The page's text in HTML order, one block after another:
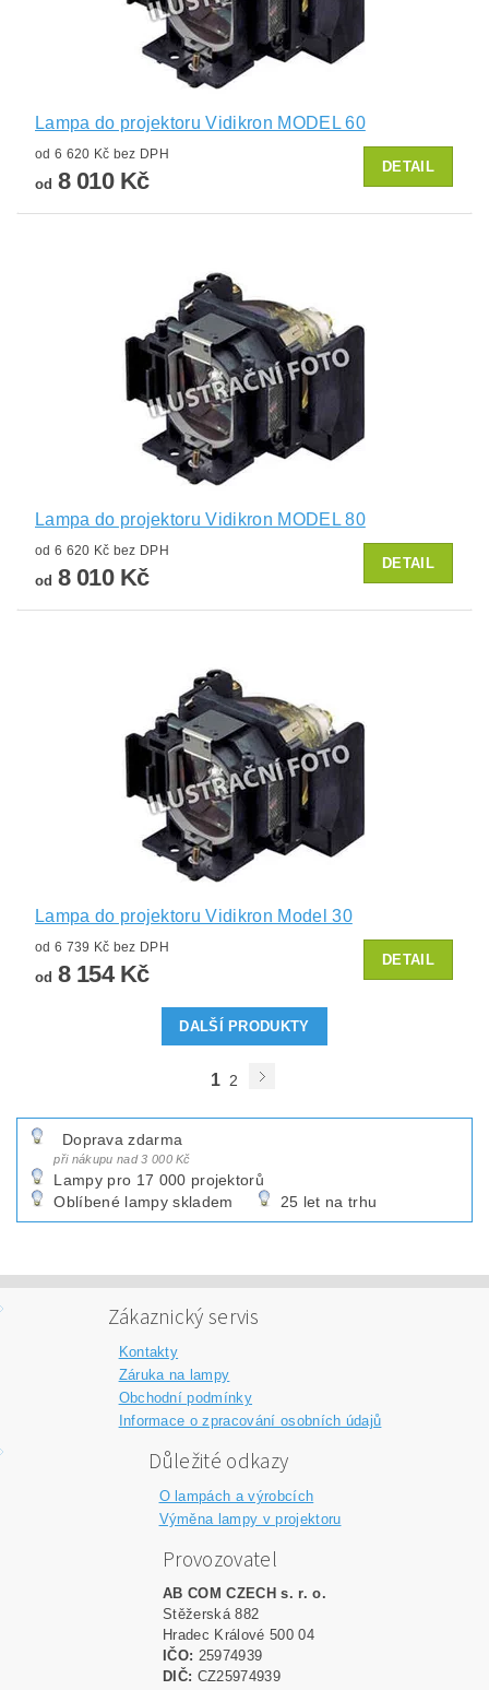
Lampa do projektoru Vidikron MODEL 60
od 6 620 Kč bez DPH
od 8 010 Kč
DETAIL
Lampa do projektoru Vidikron MODEL 80
od 6 620 Kč bez DPH
od 8 010 Kč
DETAIL
Lampa do projektoru Vidikron Model 30
od 6 739 Kč bez DPH
od 8 154 Kč
DETAIL
DALŠÍ PRODUKTY
1 2
Doprava zdarma
při nákupu nad 3 000 Kč
Lampy pro 17 000 projektorů
Oblíbené lampy skladem
25 let na trhu
Zákaznický servis
Kontakty
Záruka na lampy
Obchodní podmínky
Informace o zpracování osobních údajů
Důležité odkazy
O lampách a výrobcích
Výměna lampy v projektoru
Provozovatel
AB COM CZECH s. r. o.
Stěžerská 882
Hradec Králové 500 04
IČO: 25974939
DIČ: CZ25974939